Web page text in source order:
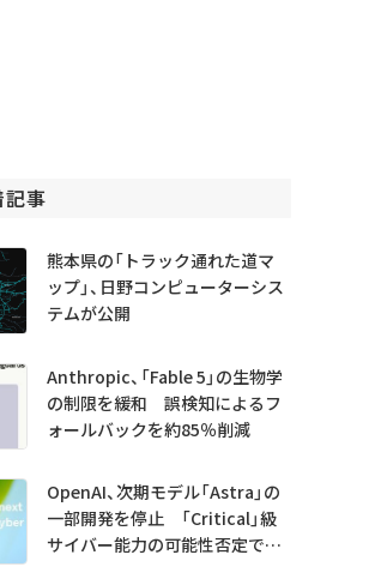
記事
熊本県の「トラック通れた道マ
ップ」、日野コンピューターシス
テムが公開
Anthropic、「Fable 5」の生物学
の制限を緩和 誤検知によるフ
ォールバックを約85％削減
OpenAI、次期モデル「Astra」の
一部開発を停止 「Critical」級
サイバー能力の可能性否定でき